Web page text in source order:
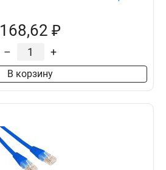
168,62 ₽
– +
В корзину